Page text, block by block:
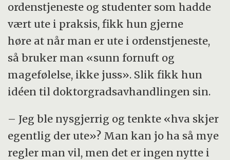
ordenstjeneste og studenter som hadde
vært ute i praksis, fikk hun gjerne
høre at når man er ute i ordenstjeneste,
så bruker man «sunn fornuft og
magefølelse, ikke juss». Slik fikk hun
idéen til doktorgradsavhandlingen sin.
– Jeg ble nysgjerrig og tenkte «hva skjer
egentlig der ute»? Man kan jo ha så mye
regler man vil, men det er ingen nytte i